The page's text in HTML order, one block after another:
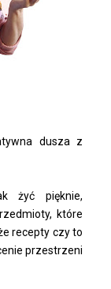
dusza z
żyć pięknie,
które
recepty czy to
przestrzeni